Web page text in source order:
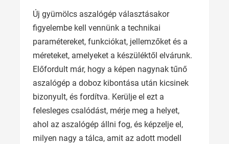
Új gyümölcs aszalógép választásakor
figyelembe kell vennünk a technikai
paramétereket, funkciókat, jellemzőket és a
méreteket, amelyeket a készüléktől elvárunk.
Előfordult már, hogy a képen nagynak tűnő
aszalógép a doboz kibontása után kicsinek
bizonyult, és fordítva. Kerülje el ezt a
felesleges csalódást, mérje meg a helyet,
ahol az aszalógép állni fog, és képzelje el,
milyen nagy a tálca, amit az adott modell